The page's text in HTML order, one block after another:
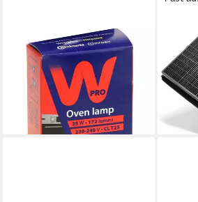
Montagezubehör Backofen
W-PRO 488000863215
C00863215 Backofenlampe...
D E F I NL G für Einbau-
17,98 €
lieferbar - in 4-5 Werktagen bei dir
für
27,29